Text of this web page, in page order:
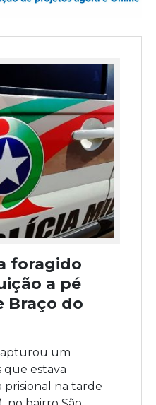
foragido
a pé
Braço do
um
que estava
prisional na tarde